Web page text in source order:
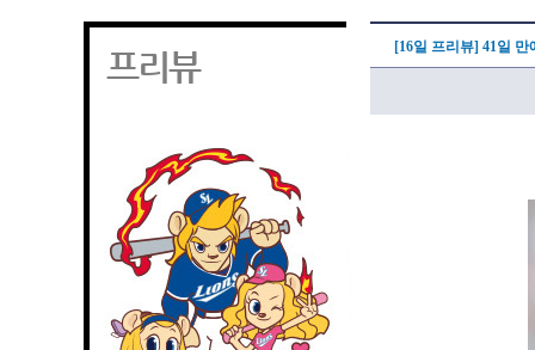
프리뷰 [16일 프리뷰] 41일